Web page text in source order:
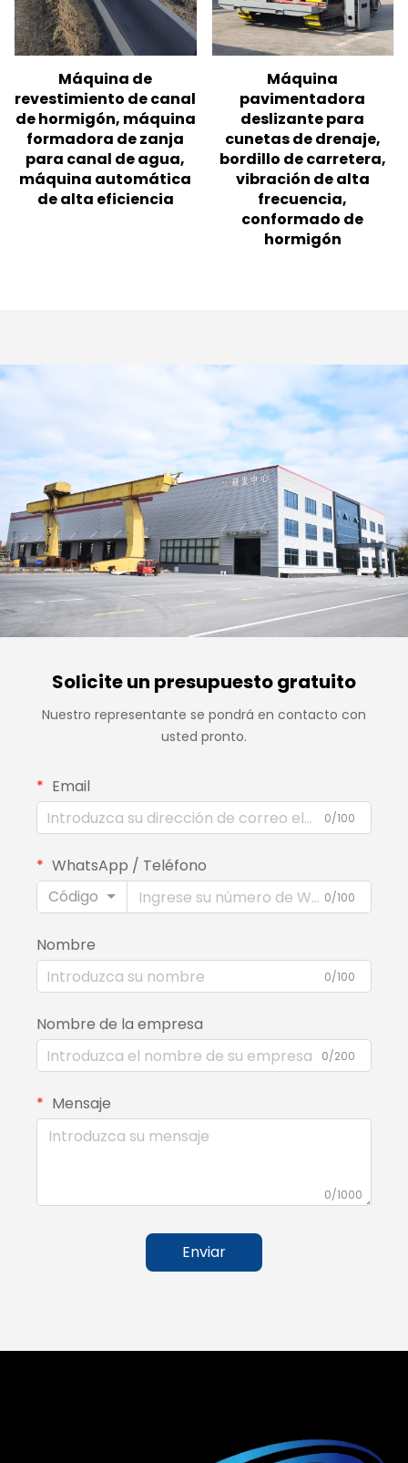
Máquina de
revestimiento de canal
de hormigón, máquina
formadora de zanja
para canal de agua,
máquina automática
de alta eficiencia
Máquina
pavimentadora
deslizante para
cunetas de drenaje,
bordillo de carretera,
vibración de alta
frecuencia,
conformado de
hormigón
Solicite un presupuesto gratuito
Nuestro representante se pondrá en contacto con
usted pronto.
Email
0/100
WhatsApp / Teléfono
Código
0/100
Nombre
0/100
Nombre de la empresa
0/200
Mensaje
0/1000
Enviar